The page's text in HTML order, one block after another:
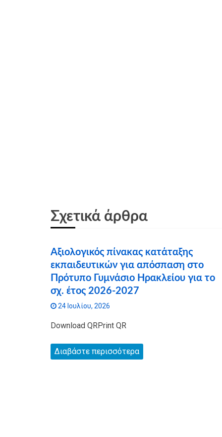
Σχετικά άρθρα
Αξιολογικός πίνακας κατάταξης
εκπαιδευτικών για απόσπαση στο
Πρότυπο Γυμνάσιο Ηρακλείου για το
σχ. έτος 2026-2027
24 Ιουλίου, 2026
Download QRPrint QR
Διαβάστε περισσότερα